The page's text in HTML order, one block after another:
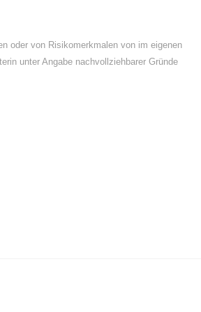
oder von Risikomerkmalen von im eigenen
unter Angabe nachvollziehbarer Gründe